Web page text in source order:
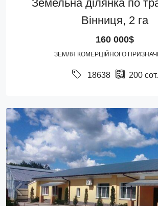
Земельна ділянка по
Вінниця, 2 га
160 000$
ЗЕМЛЯ КОМЕРЦІЙНОГО
18638 200 сот.